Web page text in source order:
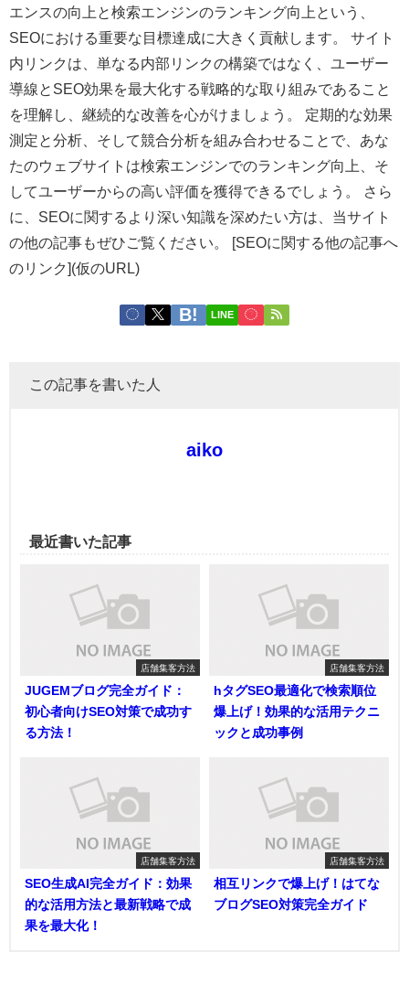
エンスの向上と検索エンジンのランキング向上という、
SEOにおける重要な目標達成に大きく貢献します。 サイト
内リンクは、単なる内部リンクの構築ではなく、ユーザー
導線とSEO効果を最大化する戦略的な取り組みであること
を理解し、継続的な改善を心がけましょう。 定期的な効果
測定と分析、そして競合分析を組み合わせることで、あな
たのウェブサイトは検索エンジンでのランキング向上、そ
してユーザーからの高い評価を獲得できるでしょう。 さら
に、SEOに関するより深い知識を深めたい方は、当サイト
の他の記事もぜひご覧ください。 [SEOに関する他の記事へ
のリンク](仮のURL)
LINE
この記事を書いた人
aiko
最近書いた記事
店舗集客方法
JUGEMブログ完全ガイド：
初心者向けSEO対策で成功す
る方法！
店舗集客方法
hタグSEO最適化で検索順位
爆上げ！効果的な活用テクニ
ックと成功事例
店舗集客方法
SEO生成AI完全ガイド：効果
的な活用方法と最新戦略で成
果を最大化！
店舗集客方法
相互リンクで爆上げ！はてな
ブログSEO対策完全ガイド